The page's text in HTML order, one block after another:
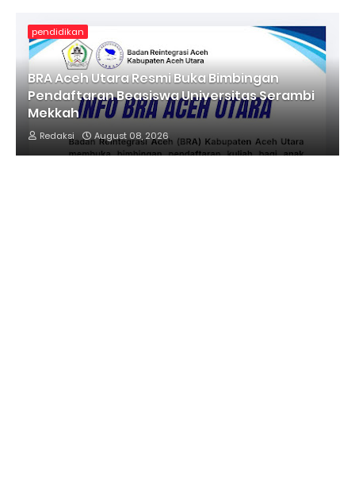
pendidikan
BRA Aceh Utara Resmi Buka Bimbingan
Pendaftaran Beasiswa Universitas Serambi
Mekkah
Redaksi August 08, 2026